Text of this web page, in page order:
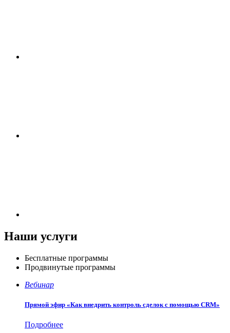
Наши услуги
Бесплатные программы
Продвинутые программы
Вебинар
Прямой эфир «Как внедрить контроль сделок с помощью CRM»
Подробнее